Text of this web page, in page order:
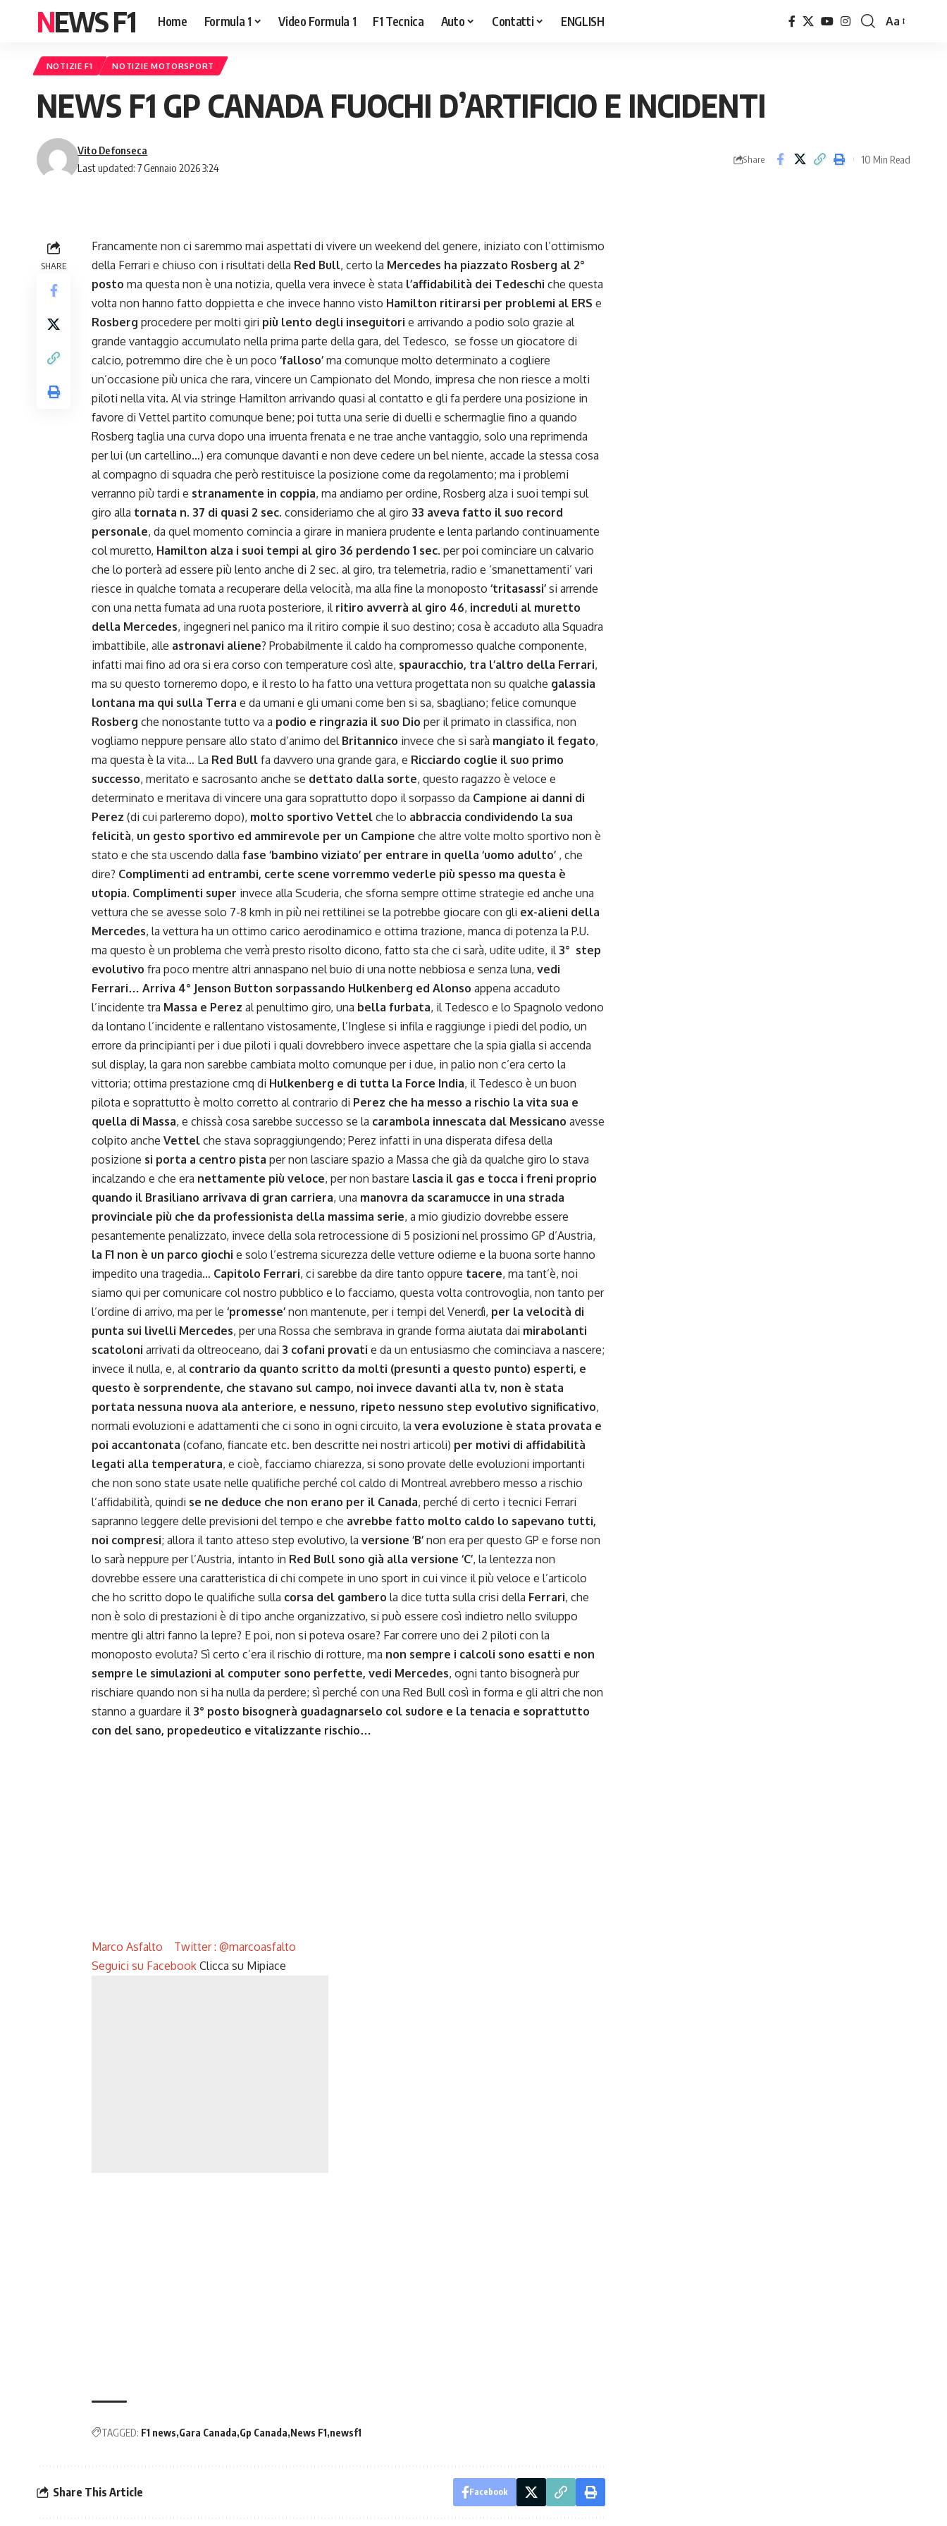
NEWS F1 Home Formula 1 Video Formula 1 F1 Tecnica Auto Contatti ENGLISH
Font
Aa
NOTIZIE F1 NOTIZIE MOTORSPORT
NEWS F1 GP CANADA FUOCHI D’ARTIFICIO E INCIDENTI
Last updated: 7 Gennaio 2026 3:24
Vito Defonseca
Share 10 Min Read
SHARE
Francamente non ci saremmo mai aspettati di vivere un weekend del genere, iniziato con l’ottimismo
della Ferrari e chiuso con i risultati della Red Bull, certo la Mercedes ha piazzato Rosberg al 2°
posto ma questa non è una notizia, quella vera invece è stata l’affidabilità dei Tedeschi che questa
volta non hanno fatto doppietta e che invece hanno visto Hamilton ritirarsi per problemi al ERS e
Rosberg procedere per molti giri più lento degli inseguitori e arrivando a podio solo grazie al
grande vantaggio accumulato nella prima parte della gara, del Tedesco, se fosse un giocatore di
calcio, potremmo dire che è un poco ‘falloso’ ma comunque molto determinato a cogliere
un’occasione più unica che rara, vincere un Campionato del Mondo, impresa che non riesce a molti
piloti nella vita. Al via stringe Hamilton arrivando quasi al contatto e gli fa perdere una posizione in
favore di Vettel partito comunque bene; poi tutta una serie di duelli e schermaglie fino a quando
Rosberg taglia una curva dopo una irruenta frenata e ne trae anche vantaggio, solo una reprimenda
per lui (un cartellino…) era comunque davanti e non deve cedere un bel niente, accade la stessa cosa
al compagno di squadra che però restituisce la posizione come da regolamento; ma i problemi
verranno più tardi e stranamente in coppia, ma andiamo per ordine, Rosberg alza i suoi tempi sul
giro alla tornata n. 37 di quasi 2 sec. consideriamo che al giro 33 aveva fatto il suo record
personale, da quel momento comincia a girare in maniera prudente e lenta parlando continuamente
col muretto, Hamilton alza i suoi tempi al giro 36 perdendo 1 sec. per poi cominciare un calvario
che lo porterà ad essere più lento anche di 2 sec. al giro, tra telemetria, radio e ‘smanettamenti’ vari
riesce in qualche tornata a recuperare della velocità, ma alla fine la monoposto ‘tritasassi’ si arrende
con una netta fumata ad una ruota posteriore, il ritiro avverrà al giro 46, increduli al muretto
della Mercedes, ingegneri nel panico ma il ritiro compie il suo destino; cosa è accaduto alla Squadra
imbattibile, alle astronavi aliene? Probabilmente il caldo ha compromesso qualche componente,
infatti mai fino ad ora si era corso con temperature così alte, spauracchio, tra l’altro della Ferrari,
ma su questo torneremo dopo, e il resto lo ha fatto una vettura progettata non su qualche galassia
lontana ma qui sulla Terra e da umani e gli umani come ben si sa, sbagliano; felice comunque
Rosberg che nonostante tutto va a podio e ringrazia il suo Dio per il primato in classifica, non
vogliamo neppure pensare allo stato d’animo del Britannico invece che si sarà mangiato il fegato,
ma questa è la vita… La Red Bull fa davvero una grande gara, e Ricciardo coglie il suo primo
successo, meritato e sacrosanto anche se dettato dalla sorte, questo ragazzo è veloce e
determinato e meritava di vincere una gara soprattutto dopo il sorpasso da Campione ai danni di
Perez (di cui parleremo dopo), molto sportivo Vettel che lo abbraccia condividendo la sua
felicità, un gesto sportivo ed ammirevole per un Campione che altre volte molto sportivo non è
stato e che sta uscendo dalla fase ‘bambino viziato’ per entrare in quella ‘uomo adulto’ , che
dire? Complimenti ad entrambi, certe scene vorremmo vederle più spesso ma questa è
utopia. Complimenti super invece alla Scuderia, che sforna sempre ottime strategie ed anche una
vettura che se avesse solo 7-8 kmh in più nei rettilinei se la potrebbe giocare con gli ex-alieni della
Mercedes, la vettura ha un ottimo carico aerodinamico e ottima trazione, manca di potenza la P.U.
ma questo è un problema che verrà presto risolto dicono, fatto sta che ci sarà, udite udite, il 3° step
evolutivo fra poco mentre altri annaspano nel buio di una notte nebbiosa e senza luna, vedi
Ferrari… Arriva 4° Jenson Button sorpassando Hulkenberg ed Alonso appena accaduto
l’incidente tra Massa e Perez al penultimo giro, una bella furbata, il Tedesco e lo Spagnolo vedono
da lontano l’incidente e rallentano vistosamente, l’Inglese si infila e raggiunge i piedi del podio, un
errore da principianti per i due piloti i quali dovrebbero invece aspettare che la spia gialla si accenda
sul display, la gara non sarebbe cambiata molto comunque per i due, in palio non c’era certo la
vittoria; ottima prestazione cmq di Hulkenberg e di tutta la Force India, il Tedesco è un buon
pilota e soprattutto è molto corretto al contrario di Perez che ha messo a rischio la vita sua e
quella di Massa, e chissà cosa sarebbe successo se la carambola innescata dal Messicano avesse
colpito anche Vettel che stava sopraggiungendo; Perez infatti in una disperata difesa della
posizione si porta a centro pista per non lasciare spazio a Massa che già da qualche giro lo stava
incalzando e che era nettamente più veloce, per non bastare lascia il gas e tocca i freni proprio
quando il Brasiliano arrivava di gran carriera, una manovra da scaramucce in una strada
provinciale più che da professionista della massima serie, a mio giudizio dovrebbe essere
pesantemente penalizzato, invece della sola retrocessione di 5 posizioni nel prossimo GP d’Austria,
la F1 non è un parco giochi e solo l’estrema sicurezza delle vetture odierne e la buona sorte hanno
impedito una tragedia… Capitolo Ferrari, ci sarebbe da dire tanto oppure tacere, ma tant’è, noi
siamo qui per comunicare col nostro pubblico e lo facciamo, questa volta controvoglia, non tanto per
l’ordine di arrivo, ma per le ‘promesse’ non mantenute, per i tempi del Venerdì, per la velocità di
punta sui livelli Mercedes, per una Rossa che sembrava in grande forma aiutata dai mirabolanti
scatoloni arrivati da oltreoceano, dai 3 cofani provati e da un entusiasmo che cominciava a nascere;
invece il nulla, e, alcontrario da quanto scritto da molti (presunti a questo punto) esperti, e
questo è sorprendente, che stavano sul campo, noi invece davanti alla tv, non è stata
portata nessuna nuova ala anteriore, e nessuno, ripeto nessuno step evolutivo significativo,
normali evoluzioni e adattamenti che ci sono in ogni circuito, la vera evoluzione è stata provata e
poi accantonata (cofano, fiancate etc. ben descritte nei nostri articoli) per motivi di affidabilità
legati alla temperatura, e cioè, facciamo chiarezza, si sono provate delle evoluzioni importanti
che non sono state usate nelle qualifiche perché col caldo di Montreal avrebbero messo a rischio
l’affidabilità, quindi se ne deduce che non erano per il Canada, perché di certo i tecnici Ferrari
sapranno leggere delle previsioni del tempo e che avrebbe fatto molto caldo lo sapevano tutti,
noi compresi; allora il tanto atteso step evolutivo, la versione ‘B’ non era per questo GP e forse non
lo sarà neppure per l’Austria, intanto in Red Bull sono già alla versione ‘C’, la lentezza non
dovrebbe essere una caratteristica di chi compete in uno sport in cui vince il più veloce e l’articolo
che ho scritto dopo le qualifiche sulla corsa del gambero la dice tutta sulla crisi della Ferrari, che
non è solo di prestazioni è di tipo anche organizzativo, si può essere così indietro nello sviluppo
mentre gli altri fanno la lepre? E poi, non si poteva osare? Far correre uno dei 2 piloti con la
monoposto evoluta? Sì certo c’era il rischio di rotture, ma non sempre i calcoli sono esatti e non
sempre le simulazioni al computer sono perfette, vedi Mercedes, ogni tanto bisognerà pur
rischiare quando non si ha nulla da perdere; sì perché con una Red Bull così in forma e gli altri che non
stanno a guardare il3° posto bisognerà guadagnarselo col sudore e la tenacia e soprattutto
con del sano, propedeutico e vitalizzante rischio…
Marco Asfalto
Twitter : @marcoasfalto
Seguici su Facebook Clicca su Mipiace
TAGGED: F1 news Gara Canada Gp Canada News F1 newsf1
Share This Article Facebook